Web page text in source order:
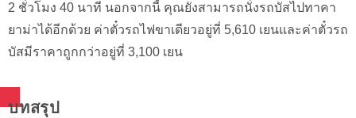
2 ชั่วโมง 40 นาที นอกจากนี้ คุณยังสามารถนั่งรถบัสไปทาคา
ยาม่าได้อีกด้วย ค่าตั๋วรถไฟขาเดียวอยู่ที่ 5,610 เยนและค่าตั๋วรถ
บัสมีราคาถูกกว่าอยู่ที่ 3,100 เยน
บทสรุป